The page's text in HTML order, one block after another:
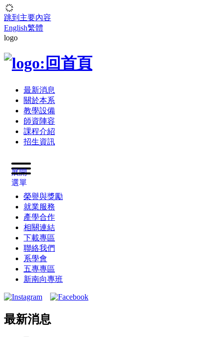
跳到主要內容
English繁體
logo
最新消息
關於本系
教學設備
師資陣容
課程介紹
招生資訊
展開
選單
榮譽與獎勵
就業服務
產學合作
相關連結
下載專區
聯絡我們
系學會
五專專區
新南向專班
最新消息